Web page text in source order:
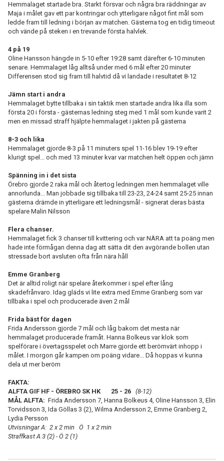
Hemmalaget startade bra. Starkt försvar och några bra räddningar av
Maja i målet gav ett par kontringar och ytterligare något fint mål som
ledde fram till ledning i början av matchen. Gästerna tog en tidig timeout
och vände på steken i en trevande första halvlek.
4 på 19
Oline Hansson hängde in 5-10 efter 19:28 samt därefter 6-10 minuten
senare. Hemmalaget låg alltså under med 6 mål efter 20 minuter
Differensen stod sig fram till halvtid då vi landade i resultatet 8-12
Jämn start i andra
Hemmalaget bytte tillbaka i sin taktik men startade andra lika illa som
första 20 i första - gästernas ledning steg med 1 mål som kunde varit 2
men en missad straff hjälpte hemmalaget i jakten på gästerna
8-3 och lika
Hemmalaget gjorde 8-3 på 11 minuters spel 11-16 blev 19-19 efter
klurigt spel... och med 13 minuter kvar var matchen helt öppen och jämn
Spänning in i det sista
Örebro gjorde 2 raka mål och återtog ledningen men hemmalaget ville
annorlunda... Man jobbade sig tillbaka till 23-23, 24-24 samt 25-25 innan
gästerna drämde in ytterligare ett ledningsmål - signerat deras bästa
spelare Malin Nilsson
Flera chanser.
Hemmalaget fick 3 chanser till kvittering och var NÄRA att ta poäng men
hade inte förmågan denna dag att sätta dit den avgörande bollen utan
stressade bort avsluten ofta från nära håll
Emme Granberg
Det är alltid roligt när spelare återkommer i spel efter lång
skadefrånvaro. Idag gläds vi lite extra med Emme Granberg som var
tillbaka i spel och producerade även 2 mål
Frida bäst för dagen
Frida Andersson gjorde 7 mål och låg bakom det mesta när
hemmalaget producerade framåt. Hanna Bolkeus var klok som
spelförare i övertagsspelet och Marre gjorde ett berömvärt inhopp i
målet. I morgon går kampen om poäng vidare... Då hoppas vi kunna
dela ut mer beröm
FAKTA:
ALFTA GIF HF - ÖREBRO SK HK 25 - 26 (8-12)
MÅL ALFTA: Frida Andersson 7, Hanna Bolkeus 4, Oline Hansson 3, Elin
Torvidsson 3, Ida Göllas 3 (2), Wilma Andersson 2, Emme Granberg 2,
Lydia Persson
Utvisningar A: 2 x 2 min Ö 1 x 2 min
Straffkast A 3 (2) - Ö 2 (1)